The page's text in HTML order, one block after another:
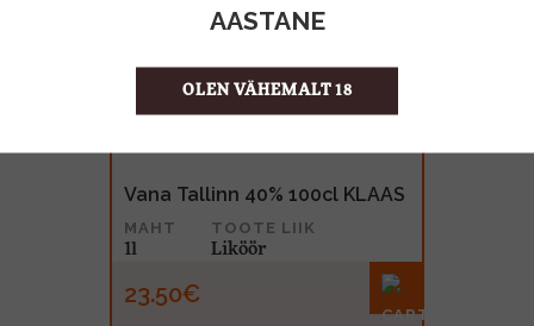
AASTANE
OLEN VÄHEMALT 18
Vana Tallinn 40% 100cl KLAAS
MAHT
1l
TOOTE LIIK
Liköör
23.50€